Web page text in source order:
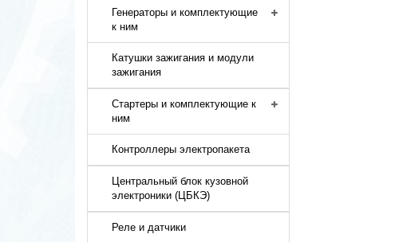
Генераторы и комплектующие
к ним
Катушки зажигания и модули
зажигания
Стартеры и комплектующие к
ним
Контроллеры электропакета
Центральный блок кузовной
электроники (ЦБКЭ)
Реле и датчики